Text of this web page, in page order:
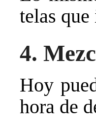
telas
4.
Hoy
hora de